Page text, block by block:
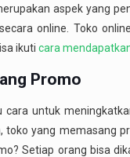
aspek yang
online. Toko
ikuticara
Promo
cara untuk
toko yang memasang
Setiap orang bisa